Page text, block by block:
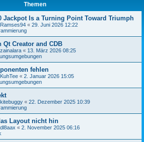
Themen
Jackpot Is a Turning Point Toward Triumph
Ramses94 « 29. Juni 2026 12:22
Creator and CDB
zainalara « 13. März 2026 08:25
fehlen
KuhTee « 2. Januar 2026 15:05
kitebuggy « 22. Dezember 2025 10:39
Layout nicht hin
dl8aax « 2. November 2025 06:16